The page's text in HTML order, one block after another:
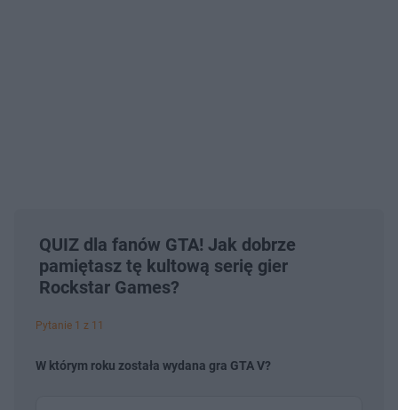
QUIZ dla fanów GTA! Jak dobrze
pamiętasz tę kultową serię gier
Rockstar Games?
Pytanie 1 z 11
W którym roku została wydana gra GTA V?